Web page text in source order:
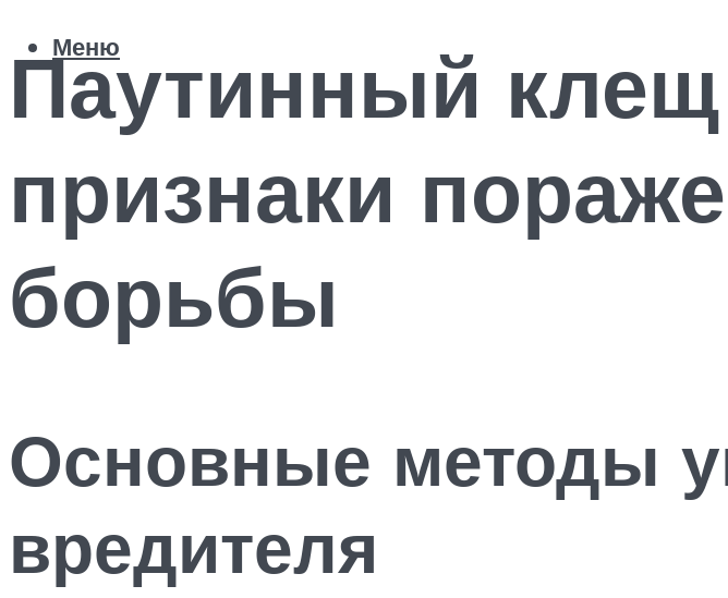
Меню
Паутинный
признаки
борьбы
Основные методы
вредителя